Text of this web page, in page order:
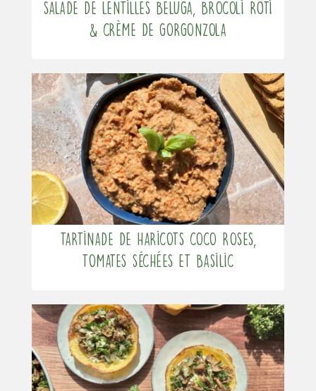
Salade de lentilles beluga, brocoli rôti
& crème de gorgonzola
Tartinade de haricots coco roses,
tomates séchées et basilic